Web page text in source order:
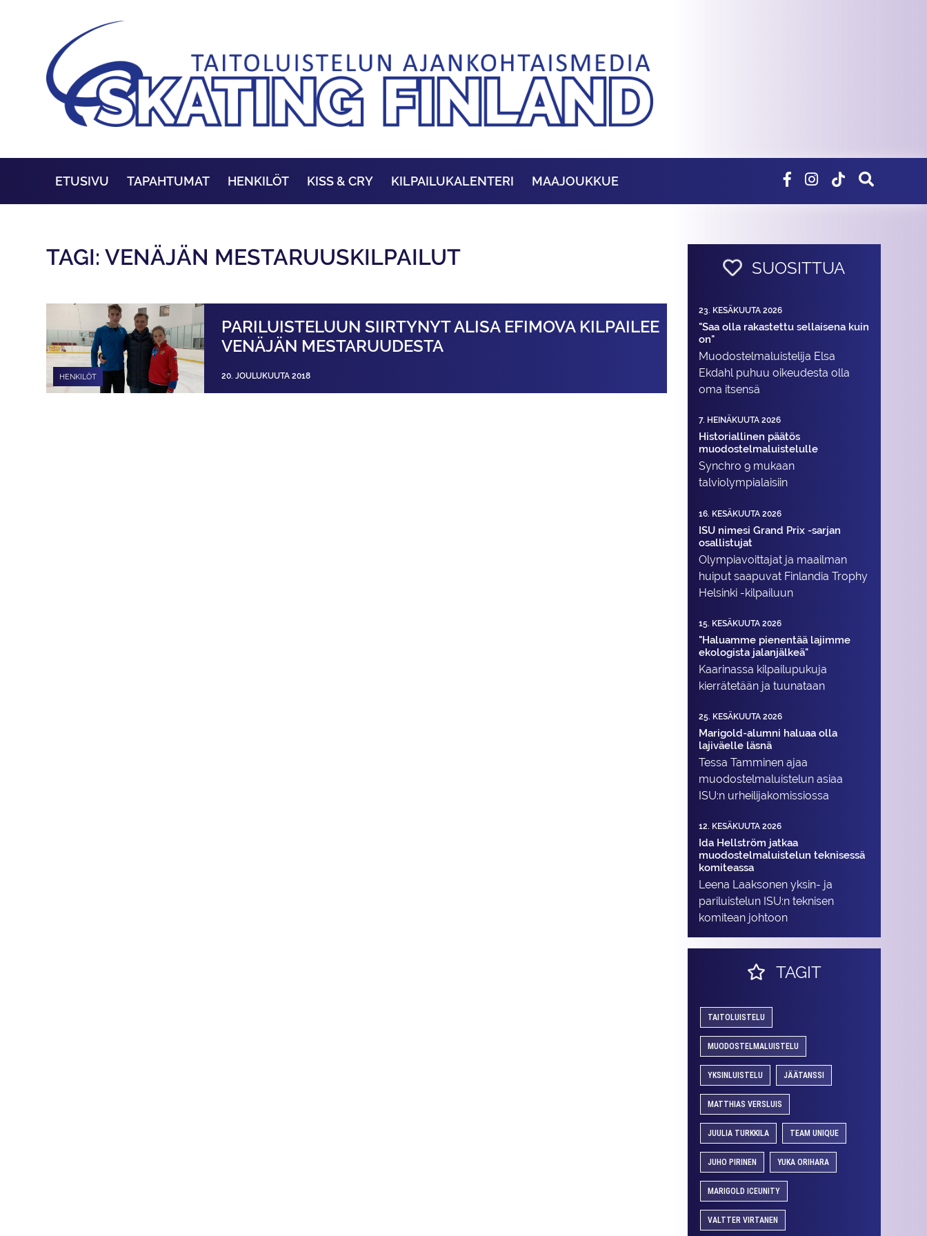
ETUSIVU TAPAHTUMAT HENKILÖT KISS & CRY KILPAILUKALENTERI MAAJOUKKUE
TAGI: VENÄJÄN MESTARUUSKILPAILUT
HENKILÖT
PARILUISTELUUN SIIRTYNYT ALISA EFIMOVA KILPAILEE
VENÄJÄN MESTARUUDESTA
20. JOULUKUUTA 2018
SUOSITTUA
23. KESÄKUUTA 2026
"Saa olla rakastettu sellaisena kuin
on"
Muodostelma­luistelija Elsa
Ekdahl puhuu oikeudesta olla
oma itsensä
7. HEINÄKUUTA 2026
Historiallinen päätös
muodostelmaluistelulle
Synchro 9 mukaan
talviolympialaisiin
16. KESÄKUUTA 2026
ISU nimesi Grand Prix -sarjan
osallistujat
Olympiavoittajat ja maailman
huiput saapuvat Finlandia Trophy
Helsinki -kilpailuun
15. KESÄKUUTA 2026
"Haluamme pienentää lajimme
ekologista jalanjälkeä"
Kaarinassa kilpailupukuja
kierrätetään ja tuunataan
25. KESÄKUUTA 2026
Marigold-alumni haluaa olla
lajiväelle läsnä
Tessa Tamminen ajaa
muodostelma­luistelun asiaa
ISU:n urheilija­komissiossa
12. KESÄKUUTA 2026
Ida Hellström jatkaa
muodostelmaluistelun teknisessä
komiteassa
Leena Laaksonen yksin- ja
pariluistelun ISU:n teknisen
komitean johtoon
TAGIT
TAITOLUISTELU
MUODOSTELMALUISTELU
YKSINLUISTELU JÄÄTANSSI
MATTHIAS VERSLUIS
JUULIA TURKKILA TEAM UNIQUE
JUHO PIRINEN YUKA ORIHARA
MARIGOLD ICEUNITY
VALTTER VIRTANEN